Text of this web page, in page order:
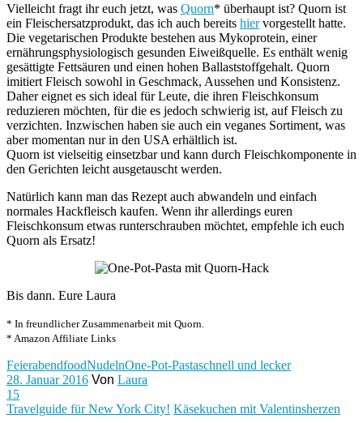
Vielleicht fragt ihr euch jetzt, was Quorn* überhaupt ist? Quorn ist
ein Fleischersatzprodukt, das ich auch bereits hiervorgestellt hatte.
Die vegetarischen Produkte bestehen aus Mykoprotein, einer
ernährungsphysiologisch gesunden Eiweißquelle. Es enthält wenig
gesättigte Fettsäuren und einen hohen Ballaststoffgehalt. Quorn
imitiert Fleisch sowohl in Geschmack, Aussehen und Konsistenz.
Daher eignet es sich ideal für Leute, die ihren Fleischkonsum
reduzieren möchten, für die es jedoch schwierig ist, auf Fleisch zu
verzichten. Inzwischen haben sie auch ein veganes Sortiment, was
aber momentan nur in den USA erhältlich ist.
Quorn ist vielseitig einsetzbar und kann durch Fleischkomponente in
den Gerichten leicht ausgetauscht werden.
Natürlich kann man das Rezept auch abwandeln und einfach
normales Hackfleisch kaufen. Wenn ihr allerdings euren
Fleischkonsum etwas runterschrauben möchtet, empfehle ich euch
Quorn als Ersatz!
Bis dann. Eure Laura
* In freundlicher Zusammenarbeit mit Quorn.
* Amazon Affiliate Links
FeierabendfoodNudelnOne-Pot-Pastaschnell und lecker
28. Januar 2016 Von Laura
15
Travelguide für New York City! Käsekuchen mit Valentinsherzen